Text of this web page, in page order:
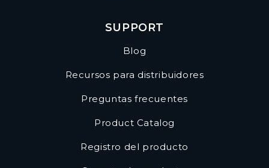
SUPPORT
Blog
Recursos para distribuidores
Preguntas frecuentes
Product Catalog
Registro del producto